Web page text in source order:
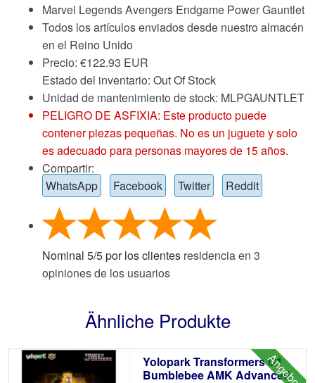
Marvel Legends Avengers Endgame Power Gauntlet
Todos los artículos enviados desde nuestro almacén
en el Reino Unido
Precio: €122.93 EUR
Estado del inventario: Out Of Stock
Unidad de mantenimiento de stock: MLPGAUNTLET
PELIGRO DE ASFIXIA: Este producto puede
contener piezas pequeñas. No es un juguete y solo
es adecuado para personas mayores de 15 años.
Compartir:
WhatsApp
Facebook Twitter Reddit
Nominal 5/5por los clientes residencia en 3
opiniones de los usuarios
Ähnliche Produkte
Angebot!
Yolopark Transformers G1
Bumblebee AMK Advanced